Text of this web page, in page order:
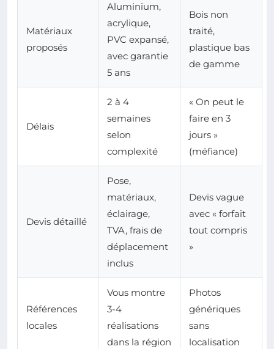
Matériaux
proposés
Aluminium,
acrylique,
PVC expansé,
avec garantie
5 ans
Bois non
traité,
plastique bas
de gamme
Délais
2 à 4
semaines
selon
complexité
« On peut le
faire en 3
jours »
(méfiance)
Devis détaillé
Pose,
matériaux,
éclairage,
TVA, frais de
déplacement
inclus
Devis vague
avec « forfait
tout compris
»
Références
locales
Vous montre
3-4
réalisations
dans la région
Photos
génériques
sans
localisation